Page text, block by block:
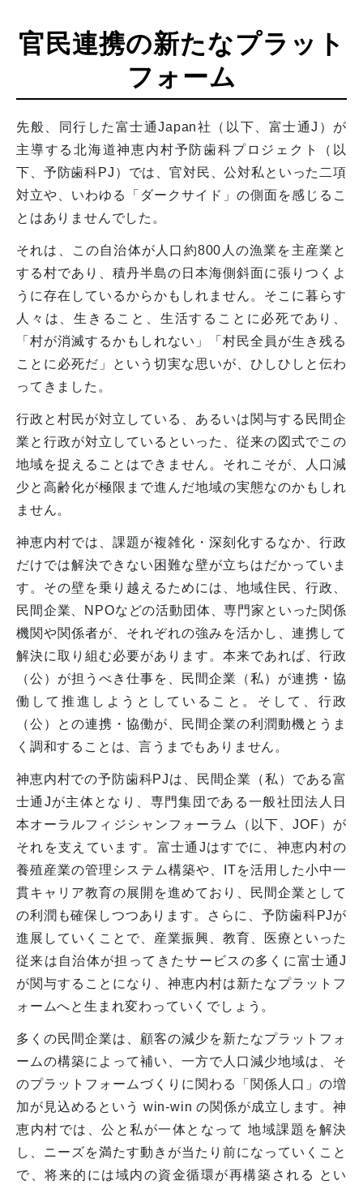
官民連携の新たなプラット
フォーム
先般、同行した富士通Japan社（以下、富士通J）が
主導する北海道神恵内村予防歯科プロジェクト（以
下、予防歯科PJ）では、官対民、公対私といった二項
対立や、いわゆる「ダークサイド」の側面を感じるこ
とはありませんでした。
それは、この自治体が人口約800人の漁業を主産業と
する村であり、積丹半島の日本海側斜面に張りつくよ
うに存在しているからかもしれません。そこに暮らす
人々は、生きること、生活することに必死であり、
「村が消滅するかもしれない」「村民全員が生き残る
ことに必死だ」という切実な思いが、ひしひしと伝わ
ってきました。
行政と村民が対立している、あるいは関与する民間企
業と行政が対立しているといった、従来の図式でこの
地域を捉えることはできません。それこそが、人口減
少と高齢化が極限まで進んだ地域の実態なのかもしれ
ません。
神恵内村では、課題が複雑化・深刻化するなか、行政
だけでは解決できない困難な壁が立ちはだかっていま
す。その壁を乗り越えるためには、地域住民、行政、
民間企業、NPOなどの活動団体、専門家といった関係
機関や関係者が、それぞれの強みを活かし、連携して
解決に取り組む必要があります。本来であれば、行政
（公）が担うべき仕事を、民間企業（私）が連携・協
働して推進しようとしていること。そして、行政
（公）との連携・協働が、民間企業の利潤動機とうま
く調和することは、言うまでもありません。
神恵内村での予防歯科PJは、民間企業（私）である富
士通Jが主体となり、専門集団である一般社団法人日
本オーラルフィジシャンフォーラム（以下、JOF）が
それを支えています。富士通Jはすでに、神恵内村の
養殖産業の管理システム構築や、ITを活用した小中一
貫キャリア教育の展開を進めており、民間企業として
の利潤も確保しつつあります。さらに、予防歯科PJが
進展していくことで、産業振興、教育、医療といった
従来は自治体が担ってきたサービスの多くに富士通J
が関与することになり、神恵内村は新たなプラットフ
ォームへと生まれ変わっていくでしょう。
多くの民間企業は、顧客の減少を新たなプラットフォ
ームの構築によって補い、一方で人口減少地域は、そ
のプラットフォームづくりに関わる「関係人口」の増
加が見込めるという win-win の関係が成立します。神
恵内村では、公と私が一体となって 地域課題を解決
し、ニーズを満たす動きが当たり前になっていくこと
で、将来的には域内の資金循環が再構築される とい